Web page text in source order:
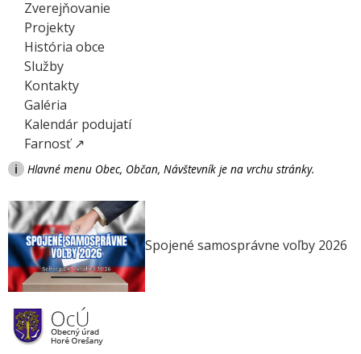
Zverejňovanie
Projekty
História obce
Služby
Kontakty
Galéria
Kalendár podujatí
Farnosť ↗
i Hlavné menu Obec, Občan, Návštevník je na vrchu stránky.
Spojené samosprávne voľby 2026